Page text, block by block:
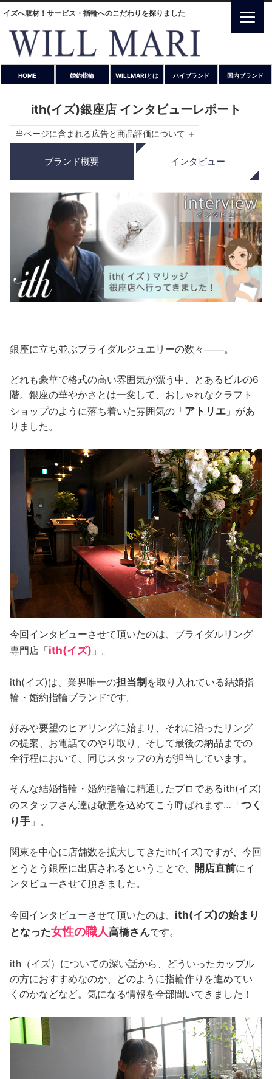
イズへ取材！サービス・指輪へのこだわりを探りました
HOME 婚約指輪 WILLMARIとは ハイブランド 国内ブランド
ith(イズ)銀座店 インタビューレポート
当ページに含まれる広告と商品評価について
ブランド概要 インタビュー
銀座に立ち並ぶブライダルジュエリーの数々───。
どれも豪華で格式の高い雰囲気が漂う中、とあるビルの6
階。銀座の華やかさとは一変して、おしゃれなクラフト
ショップのように落ち着いた雰囲気の「 アトリエ 」があ
りました。
今回インタビューさせて頂いたのは、ブライダルリング
専門店「 ith(イズ) 」。
ith(イズ)は、業界唯一の担当制 を取り入れている結婚指
輪・婚約指輪ブランドです。
好みや要望のヒアリングに始まり、それに沿ったリング
の提案、お電話でのやり取り、そして最後の納品までの
全行程において、同じスタッフの方が担当しています。
そんな結婚指輪・婚約指輪に精通したプロであるith(イズ)
のスタッフさん達は敬意を込めてこう呼ばれます…「つく
り手 」。
関東を中心に店舗数を拡大してきたith(イズ)ですが、今回
とうとう銀座に出店されるということで、
開店直前にイ
ンタビューさせて頂きました。
今回インタビューさせて頂いたのは、 ith(イズ)の始まり
となった女性の職人高橋さんです。
ith（イズ）についての深い話から、どういったカップル
の方におすすめなのか、どのように指輪作りを進めてい
くのかなどなど。気になる情報を全部聞いてきました！